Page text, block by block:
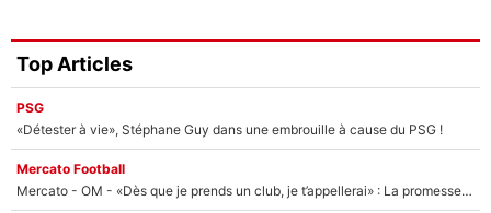
Top Articles
PSG
«Détester à vie», Stéphane Guy dans une embrouille à cause du PSG !
Mercato Football
Mercato - OM - «Dès que je prends un club, je t’appellerai» : La promesse de Marcelino au moment de claquer la porte